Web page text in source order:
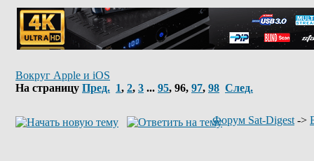
Вокруг Apple и iOS
На страницу Пред. 1, 2, 3 ... 95, 96, 97, 98 След.
Форум Sat-Digest ->